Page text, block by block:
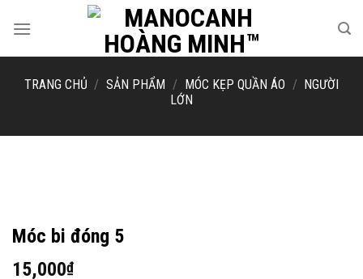
TRANG CHỦ / SẢN PHẨM / MÓC KẸP QUẦN ÁO / NGƯỜI
LỚN
Móc bi đóng 5
15,000₫